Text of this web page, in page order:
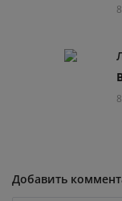
Добавить